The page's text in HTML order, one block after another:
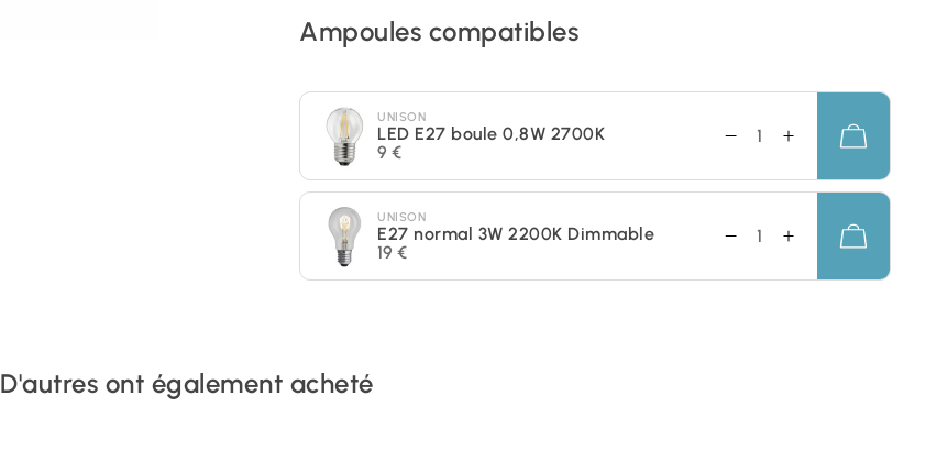
Ampoules compatibles
UNISON
LED E27 boule 0,8W 2700K
9 €
UNISON
E27 normal 3W 2200K Dimmable
19 €
D'autres ont également acheté